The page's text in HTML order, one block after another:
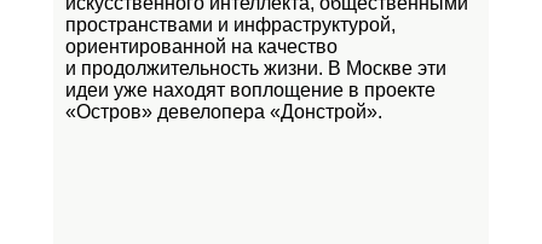
пространствами и инфраструктурой,
ориентированной на качество
и продолжительность жизни. В Москве эти
идеи уже находят воплощение в проекте
«Остров» девелопера «Донстрой».